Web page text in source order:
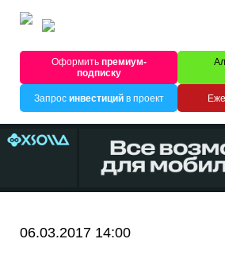
Оформитьпремиум-
подписку
Запрос инвестицийв проект
06.03.2017 14:00